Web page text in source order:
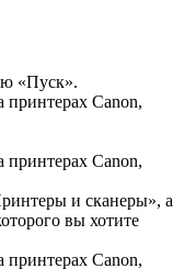
«Пуск».
и сканеры», а
вы хотите